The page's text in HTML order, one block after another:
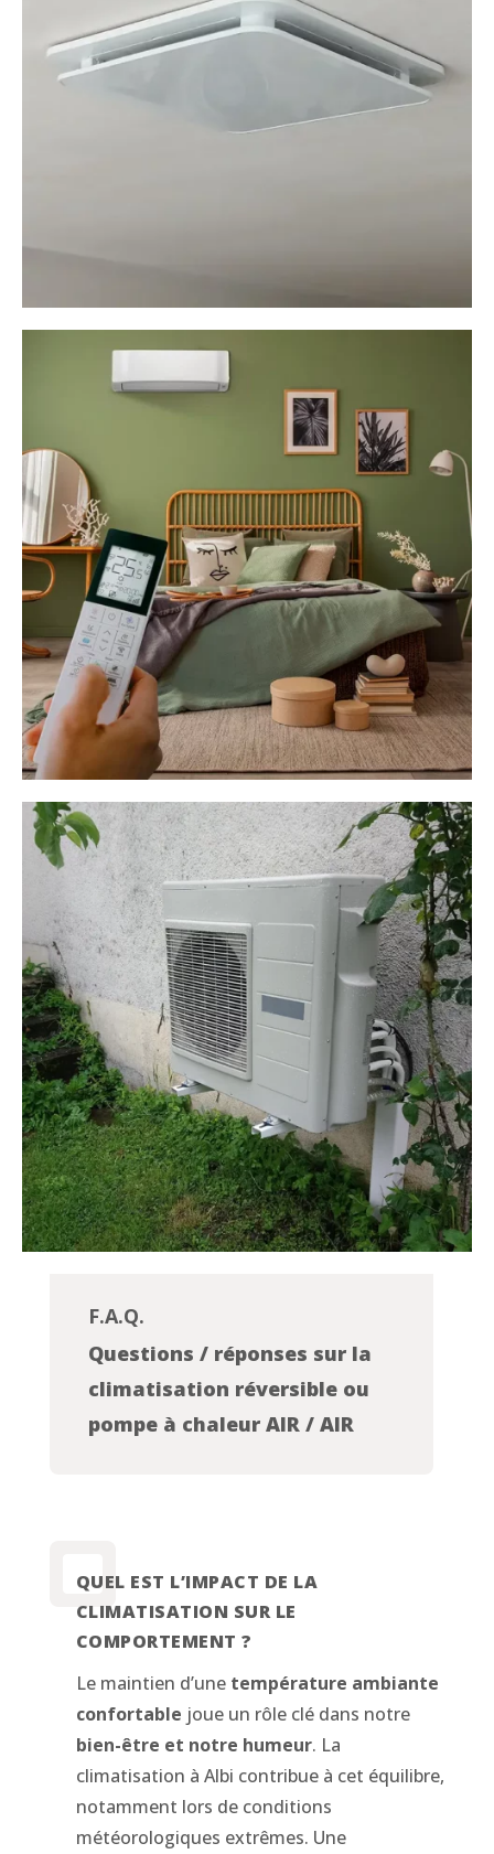
F.A.Q.
Questions / réponses sur la
climatisation réversible ou
pompe à chaleur AIR / AIR
QUEL EST L’IMPACT DE LA
CLIMATISATION SUR LE
COMPORTEMENT ?
Le maintien d’une température ambiante
confortable joue un rôle clé dans notre
bien-être et notre humeur. La
climatisation à Albi contribue à cet équilibre,
notamment lors de conditions
météorologiques extrêmes. Une